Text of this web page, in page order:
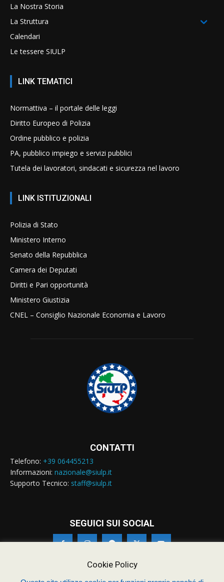
La Nostra Storia
La Struttura
Calendari
Le tessere SIULP
LINK TEMATICI
Normattiva – il portale delle leggi
Diritto Europeo di Polizia
Ordine pubblico e polizia
PA, pubblico impiego e servizi pubblici
Tutela dei lavoratori, sindacati e sicurezza nel lavoro
LINK ISTITUZIONALI
Polizia di Stato
Ministero Interno
Senato della Repubblica
Camera dei Deputati
Diritti e Pari opportunità
Ministero Giustizia
CNEL – Consiglio Nazionale Economia e Lavoro
CONTATTI
Telefono: +39 064455213
Informazioni: nazionale@siulp.it
Supporto Tecnico: staff@siulp.it
SEGUICI SUI SOCIAL
Cookie Policy